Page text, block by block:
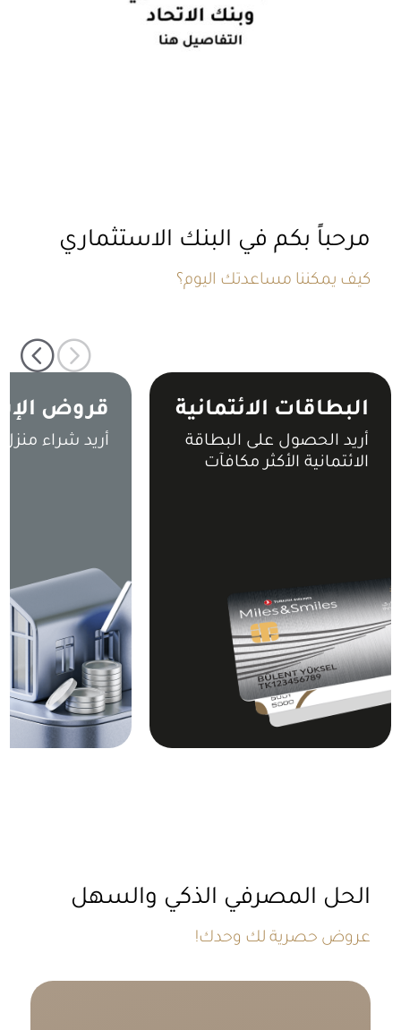
كيف يمكننا مساعدتك اليوم؟
مرحباً بكم في البنك الاستثماري
البطاقات الائتمانية
أريد الحصول على البطاقة
الائتمانية الأكثر مكافآت
قروض
أريد شراء
!عروض حصرية لك وحدك
الحل المصرفي الذكي والسهل